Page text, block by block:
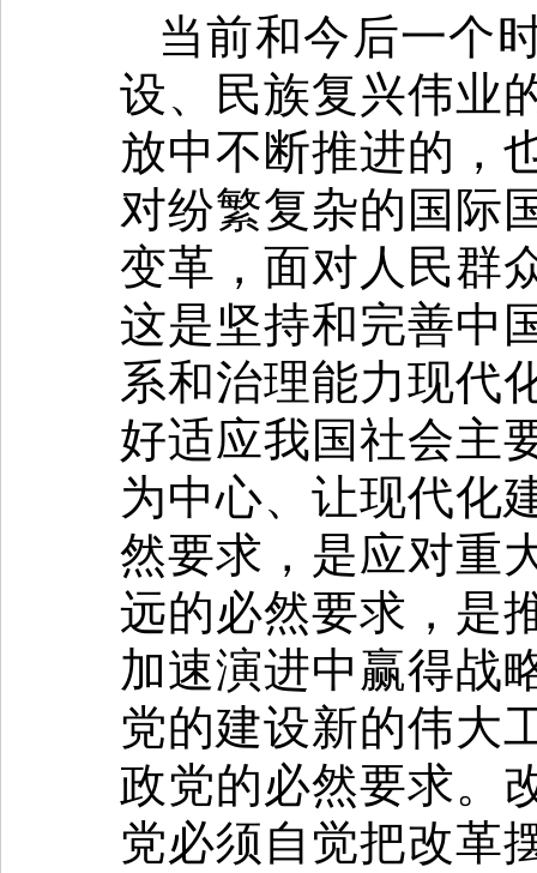
当前和今后一个
设、民族复兴伟业
放中不断推进的，
对纷繁复杂的国际
变革，面对人民群
这是坚持和完善中
系和治理能力现代
好适应我国社会主
为中心、让现代化
然要求，是应对重
远的必然要求，是
加速演进中赢得战
党的建设新的伟大
政党的必然要求。
党必须自觉把改革